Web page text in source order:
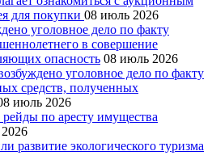
для покупки 08 июль 2026
уголовное дело по факту
в совершение
опасность 08 июль 2026
уголовное дело по факту
средств, полученных
июль 2026
по аресту имущества
развитие экологического туризма